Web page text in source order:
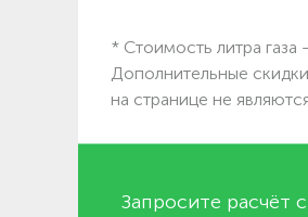
* Стоимость литра газа
Дополнительные
на странице не
Запросите расчёт